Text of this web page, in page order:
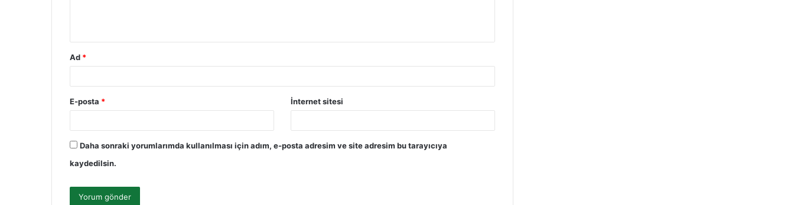
Ad *
E-posta * İnternet sitesi
Daha sonraki yorumlarımda kullanılması için adım, e-posta adresim ve site adresim bu tarayıcıya
kaydedilsin.